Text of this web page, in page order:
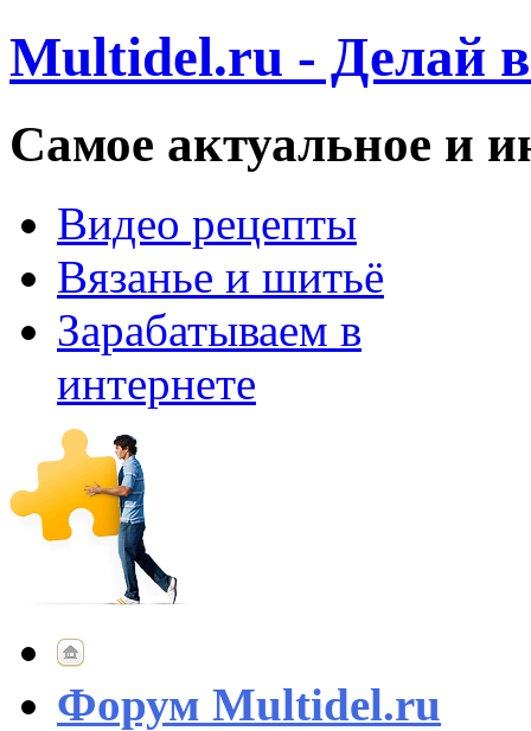
Multidel.ru - Делай
Самое актуальное и
Видео рецепты
Вязанье и шитьё
Зарабатываем в
интернете
Форум Multidel.ru